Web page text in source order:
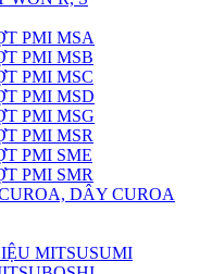
PMI MSA
PMI MSB
PMI MSC
PMI MSD
PMI MSG
PMI MSR
PMI SME
PMI SMR
DÂY CUROA
MITSUSUMI